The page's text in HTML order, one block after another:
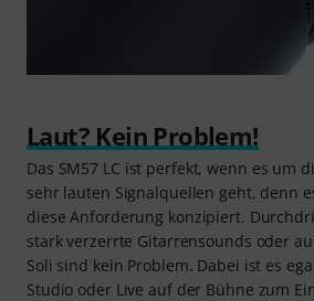
Laut? Kein Problem!
Das SM57 LC ist perfekt, wenn es um
sehr lauten Signalquellen geht, denn
diese Anforderung konzipiert.
stark verzerrte Gitarrensounds oder
Soli sind kein Problem. Dabei ist es
Studio oder Live auf der Bühne zum